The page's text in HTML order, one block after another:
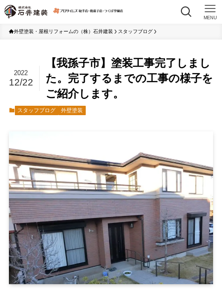
MENU
外壁塗装・屋根リフォームの（株）石井建装 スタッフブログ
【我孫子市】塗装工事完了しまし
た。完了するまでの工事の様子を
ご紹介します。
2022
12/22
スタッフブログ 外壁塗装